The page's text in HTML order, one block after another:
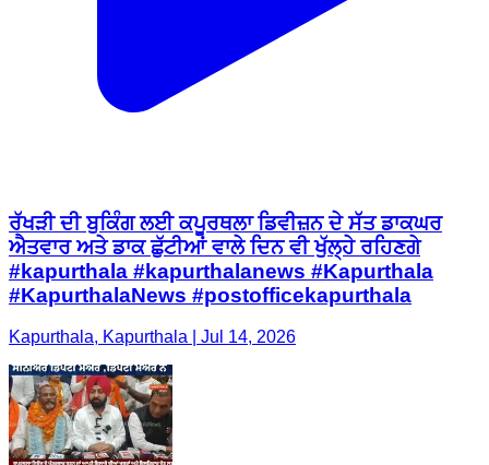
ਰੱਖੜੀ ਦੀ ਬੁਕਿੰਗ ਲਈ ਕਪੂਰਥਲਾ ਡਿਵੀਜ਼ਨ ਦੇ ਸੱਤ ਡਾਕਘਰ
ਐਤਵਾਰ ਅਤੇ ਡਾਕ ਛੁੱਟੀਆਂ ਵਾਲੇ ਦਿਨ ਵੀ ਖੁੱਲ੍ਹੇ ਰਹਿਣਗੇ
#kapurthala #kapurthalanews #Kapurthala
#KapurthalaNews #postofficekapurthala
Kapurthala, Kapurthala | Jul 14, 2026